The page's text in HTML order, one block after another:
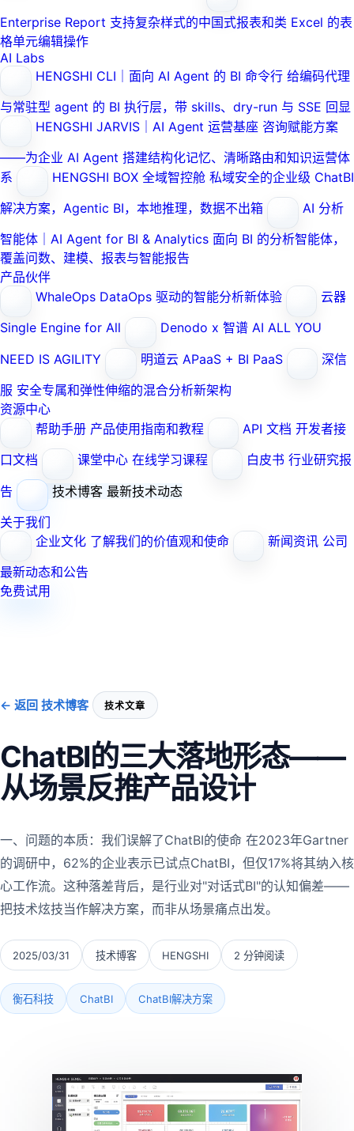
Enterprise Report 支持复杂样式的中国式报表和类 Excel 的表
格单元编辑操作
AI Labs
HENGSHI CLI｜面向 AI Agent 的 BI 命令行 给编码代理
与常驻型 agent 的 BI 执行层，带 skills、dry-run 与 SSE 回显
HENGSHI JARVIS｜AI Agent 运营基座 咨询赋能方案
——为企业 AI Agent 搭建结构化记忆、清晰路由和知识运营体
系
HENGSHI BOX 全域智控舱 私域安全的企业级 ChatBI
解决方案，Agentic BI，本地推理，数据不出箱
AI 分析
智能体｜AI Agent for BI & Analytics 面向 BI 的分析智能体，
覆盖问数、建模、报表与智能报告
产品伙伴
WhaleOps DataOps 驱动的智能分析新体验
云器
Single Engine for All
Denodo x 智谱 AI ALL YOU
NEED IS AGILITY
明道云 APaaS + BI PaaS
深信
服 安全专属和弹性伸缩的混合分析新架构
资源中心
帮助手册 产品使用指南和教程 API 文档 开发者接
口文档
课堂中心 在线学习课程 白皮书 行业研究报
告
技术博客 最新技术动态
关于我们
企业文化 了解我们的价值观和使命 新闻资讯 公司
最新动态和公告
免费试用
← 返回 技术博客 技术文章
ChatBI的三大落地形态——
从场景反推产品设计
一、问题的本质：我们误解了ChatBI的使命 在2023年Gartner
的调研中，62%的企业表示已试点ChatBI，但仅17%将其纳入核
心工作流。这种落差背后，是行业对"对话式BI"的认知偏差——
把技术炫技当作解决方案，而非从场景痛点出发。
2025/03/31 技术博客 HENGSHI 2 分钟阅读
衡石科技 ChatBI ChatBI解决方案